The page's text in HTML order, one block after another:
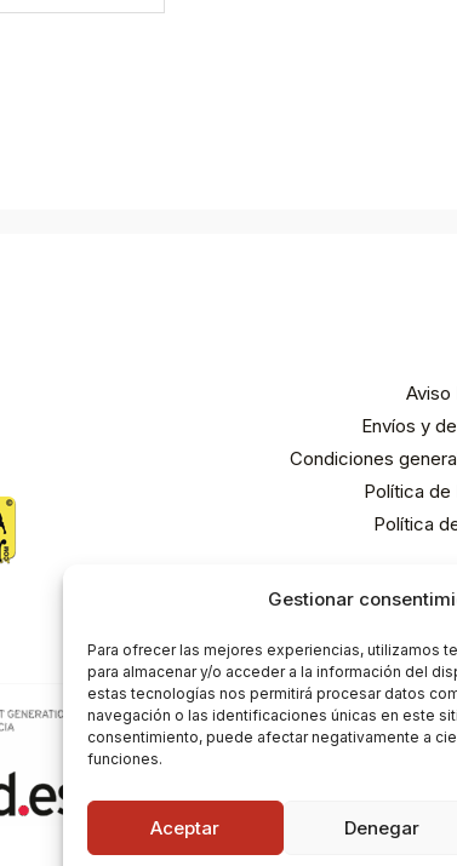
Gestionar
Para ofrecer las mejores experiencias, utilizamos
para almacenar y/o acceder a la información del
estas tecnologías nos permitirá procesar datos
navegación o las identificaciones únicas en este
consentimiento, puede afectar negativamente a
funciones.
Aceptar Denegar
Aviso
Envíos y
Condiciones
Política de
Política